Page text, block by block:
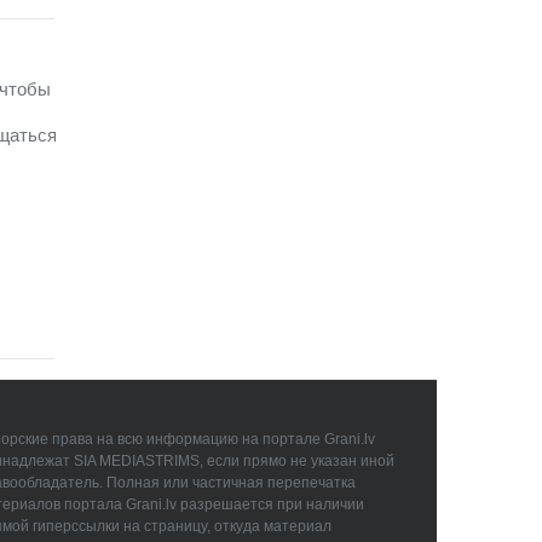
права на всю информацию на портале Grani.lv
SIA MEDIASTRIMS, если прямо не указан иной
Полная или частичная перепечатка
портала Grani.lv разрешается при наличии
гиперссылки на страницу, откуда материал